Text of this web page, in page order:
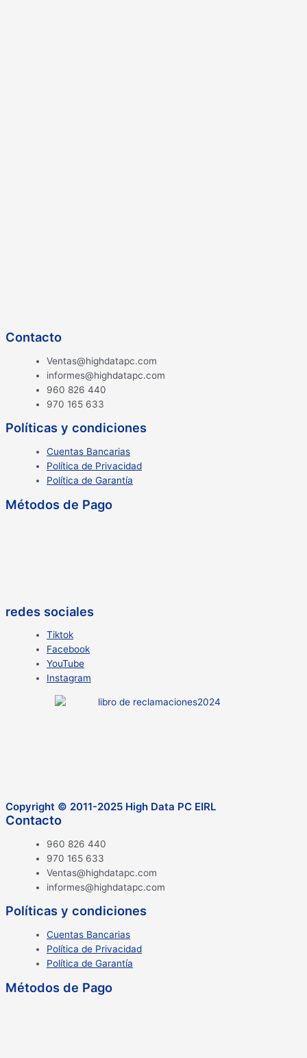
Contacto
Ventas@highdatapc.com
informes@highdatapc.com
960 826 440
970 165 633
Políticas y condiciones
Cuentas Bancarias
Política de Privacidad
Política de Garantía
Métodos de Pago
redes sociales
Tiktok
Facebook
YouTube
Instagram
Copyright © 2011-2025 High Data PC EIRL
Contacto
960 826 440
970 165 633
Ventas@highdatapc.com
informes@highdatapc.com
Políticas y condiciones
Cuentas Bancarias
Política de Privacidad
Política de Garantía
Métodos de Pago